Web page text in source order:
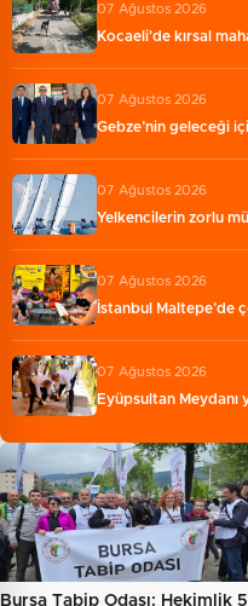
07 Ağustos 2026
Kocaeli'de kırsal
07 Ağustos 2026
Gebze’nin geleceği
07 Ağustos 2026
Yelkencilerin zorlu
07 Ağustos 2026
İstanbul Maltepe’de
07 Ağustos 2026
Eyüpsultan Meydanı
Bursa Tabip Odası: Hekimlik 5